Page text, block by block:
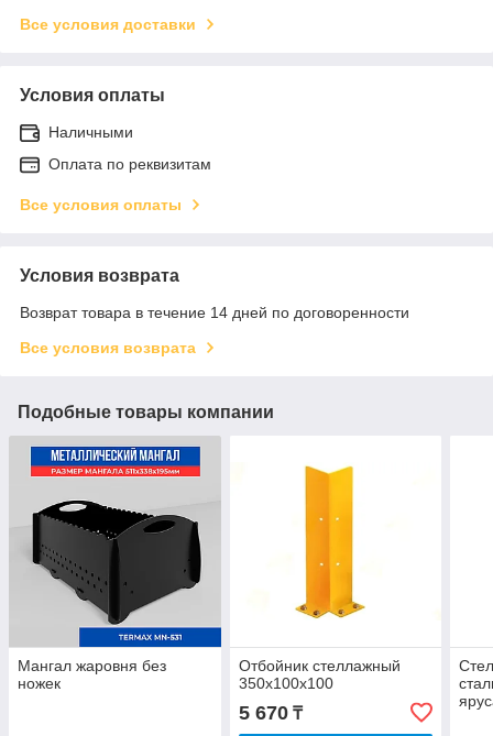
Все условия доставки
Условия оплаты
Наличными
Оплата по реквизитам
Все условия оплаты
Условия возврата
Возврат товара в течение 14 дней по договоренности
Все условия возврата
Подобные товары компании
Мангал жаровня без
ножек
Отбойник стеллажный
350x100x100
5 670₸